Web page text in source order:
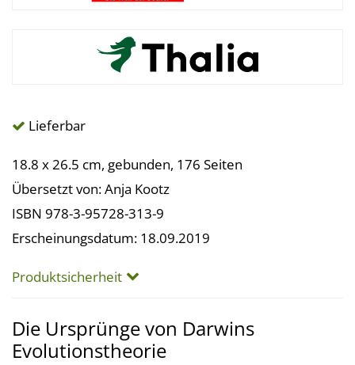
Lieferbar
18.8 x 26.5 cm, gebunden, 176 Seiten
Übersetzt von: Anja Kootz
ISBN 978-3-95728-313-9
Erscheinungsdatum: 18.09.2019
Produktsicherheit
Die Ursprünge von Darwins
Evolutionstheorie